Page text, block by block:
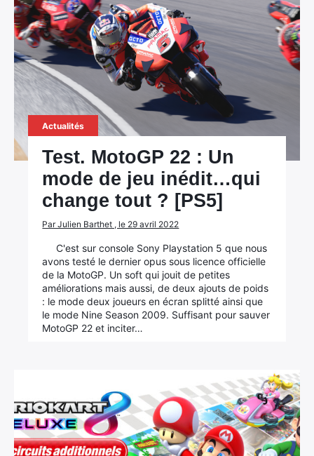
Actualités
Test. MotoGP 22 : Un
mode de jeu inédit…qui
change tout ? [PS5]
Par Julien Barthet , le 29 avril 2022
C'est sur console Sony Playstation 5 que nous
avons testé le dernier opus sous licence officielle
de la MotoGP. Un soft qui jouit de petites
améliorations mais aussi, de deux ajouts de poids
: le mode deux joueurs en écran splitté ainsi que
le mode Nine Season 2009. Suffisant pour sauver
MotoGP 22 et inciter…